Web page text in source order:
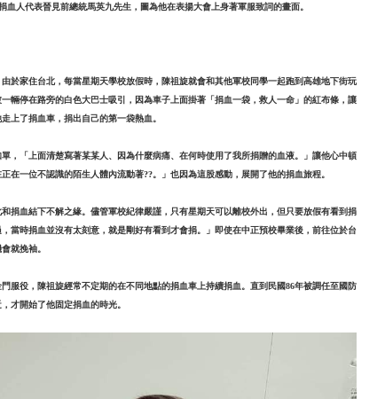
人代表晉見前總統馬英九先生，圖為他在表揚大會上身著軍服致詞的畫面。
於家住台北，每當星期天學校放假時，陳祖旋就會和其他軍校同學一起跑到高雄地下街玩
輛停在路旁的白色大巴士吸引，因為車子上面掛著「捐血一袋，救人一命」的紅布條，讓
上了捐血車，捐出自己的第一袋熱血。
，「上面清楚寫著某某人、因為什麼病痛、在何時使用了我所捐贈的血液。」讓他心中頓
一位不認識的陌生人體內流動著??。」也因為這股感動，展開了他的捐血旅程。
捐血結下不解之緣。儘管軍校紀律嚴謹，只有星期天可以離校外出，但只要放假有看到捐
當時捐血並沒有太刻意，就是剛好有看到才會捐。」即使在中正預校畢業後，前往位於台
就挽袖。
服役，陳祖旋經常不定期的在不同地點的捐血車上持續捐血。直到民國86年被調任至國防
才開始了他固定捐血的時光。